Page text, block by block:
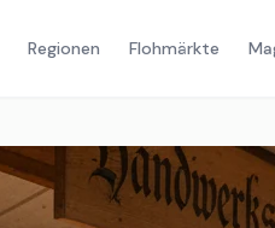
Regionen Flohmärkte